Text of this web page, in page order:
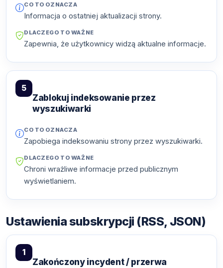
CO TO OZNACZA
Informacja o ostatniej aktualizacji strony.
DLACZEGO TO WAŻNE
Zapewnia, że użytkownicy widzą aktualne informacje.
5
Zablokuj indeksowanie przez
wyszukiwarki
CO TO OZNACZA
Zapobiega indeksowaniu strony przez wyszukiwarki.
DLACZEGO TO WAŻNE
Chroni wrażliwe informacje przed publicznym
wyświetlaniem.
Ustawienia subskrypcji (RSS, JSON)
1
Zakończony incydent / przerwa